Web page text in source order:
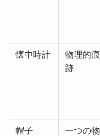
懐中時計
物理的痕
跡
帽子
一つの物